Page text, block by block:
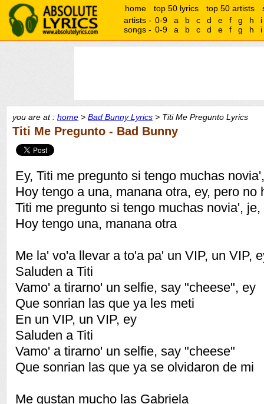
home top 50 lyrics top 50 artists
artists - 0-9 a b c d e f g h
i
songs - 0-9 a b c d e f g h i
you are at : home > Bad Bunny Lyrics > Titi Me Pregunto Lyrics
Titi Me Pregunto - Bad Bunny
Ey, Titi me pregunto si tengo muchas
Hoy tengo a una, manana otra, ey, pero no
Titi me pregunto si tengo muchas novia',
Hoy tengo una, manana otra
Me la' vo'a llevar a to'a pa' un VIP, un VIP,
Saluden a Titi
Vamo' a tirarno' un selfie, say "cheese", ey
Que sonrian las que ya les meti
En un VIP, un VIP, ey
Saluden a Titi
Vamo' a tirarno' un selfie, say "cheese"
Que sonrian las que ya se olvidaron de mi
Me gustan mucho las Gabriela